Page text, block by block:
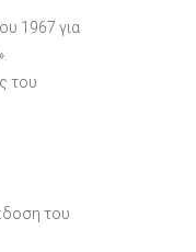
1967 για
του
του